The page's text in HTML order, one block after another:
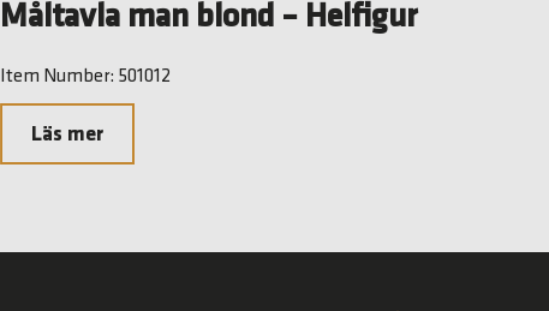
Måltavla man blond – Helfigur
Item Number: 501012
Läs mer